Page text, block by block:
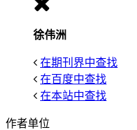
徐伟洲
在期刊界中查找
在百度中查找
在本站中查找
作者单位